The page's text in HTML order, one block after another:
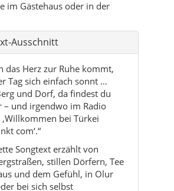
das Herz zur Ruhe kommt,
Tag sich einfach sonnt …
und Dorf, da findest du
und irgendwo im Radio
bei Türkei
com‘.“
Songtext erzählt von
stillen Dörfern, Tee
und dem Gefühl, in Olur
bei sich selbst
du den Song am besten